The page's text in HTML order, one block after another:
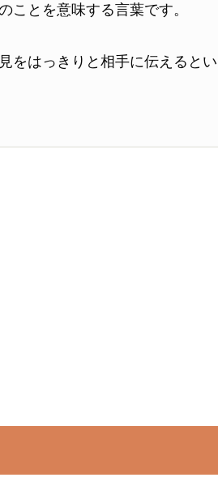
ことを意味する言葉です。
をはっきりと相手に伝えるとい